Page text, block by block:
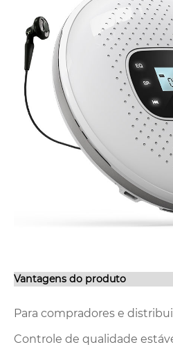
Vantagens do produto
Para compradores e
Controle de qualidade